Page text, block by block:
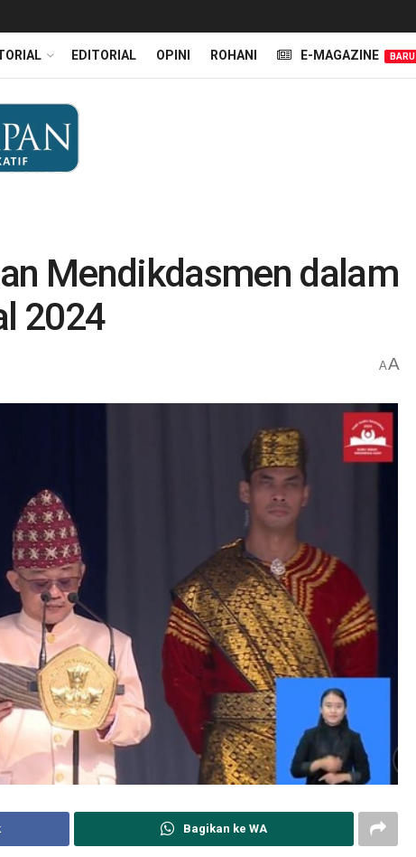
EDITORIAL OPINI ROHANI E-MAGAZINE BARU
Mendikdasmen dalam
2024
AA
Bagikan ke WA